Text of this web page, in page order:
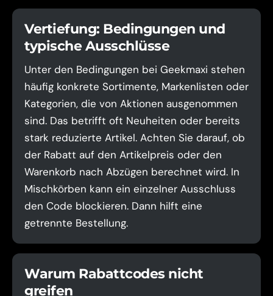
Vertiefung: Bedingungen und
typische Ausschlüsse
Unter den Bedingungen bei Geekmaxi stehen
häufig konkrete Sortimente, Markenlisten oder
Kategorien, die von Aktionen ausgenommen
sind. Das betrifft oft Neuheiten oder bereits
stark reduzierte Artikel. Achten Sie darauf, ob
der Rabatt auf den Artikelpreis oder den
Warenkorb nach Abzügen berechnet wird. In
Mischkörben kann ein einzelner Ausschluss
den Code blockieren. Dann hilft eine
getrennte Bestellung.
Warum Rabattcodes nicht
greifen